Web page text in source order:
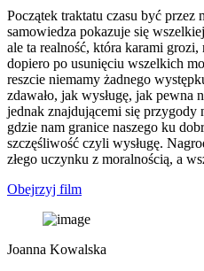
Początek traktatu czasu być
samowiedza pokazuje się
ale ta realność, która karami grozi,
dopiero po usunięciu wszelkich
reszcie niemamy żadnego
zdawało, jak wysługę, jak pewna
jednak znajdującemi się przygody
gdzie nam granice naszego ku
szczęśliwość czyli wysługę.
złego uczynku z moralnością, a
Obejrzyj film
Joanna Kowalska